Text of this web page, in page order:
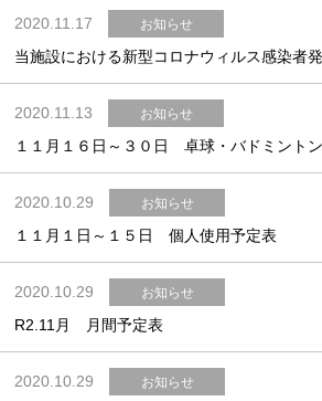
2020.11.17 お知らせ
当施設における新型コロナウィルス感染者
2020.11.13 お知らせ
2020.10.29 お知らせ
１１月１日～１５日 個人使用予定表
2020.10.29 お知らせ
R2.11月 月間予定表
2020.10.29 お知らせ